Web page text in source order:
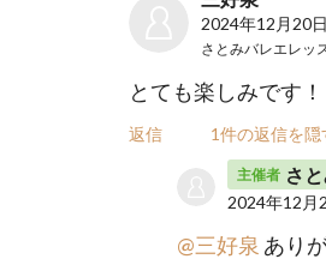
2024年12月20日
さとみバレエレ
とても楽しみです！
返信 1件の返信を
主催者 さ
2024年12月
@三好泉 あり